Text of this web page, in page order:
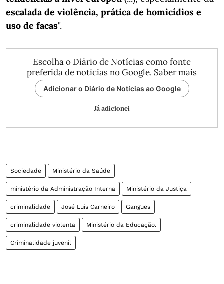
escalada de violência, prática de homicídios e
uso de facas".
Escolha o Diário de Notícias como fonte
preferida de notícias no Google. Saber mais
Adicionar o Diário de Notícias ao Google
Já adicionei
Sociedade Ministério da Saúde
ministério da Administração Interna Ministério da Justiça
criminalidade José Luís Carneiro Gangues
criminalidade violenta Ministério da Educação.
Criminalidade juvenil